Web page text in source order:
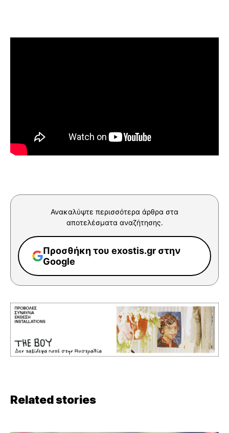
Ανακαλύψτε περισσότερα άρθρα στα
αποτελέσματα αναζήτησης.
Προσθήκη του exostis.gr στην
Google
Related stories